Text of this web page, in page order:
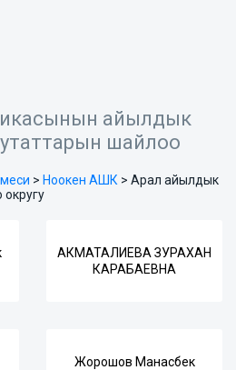
айылдык
шайлоо
> Ноокен АШК > Арал айылдык
АКМАТАЛИЕВА ЗУРАХАН
КАРАБАЕВНА
Жорошов Манасбек